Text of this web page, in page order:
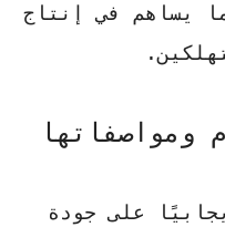
يساهم في إنتاج
ومواصفاتها
على جودة